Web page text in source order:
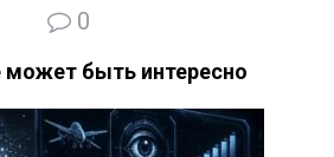
0
быть интересно